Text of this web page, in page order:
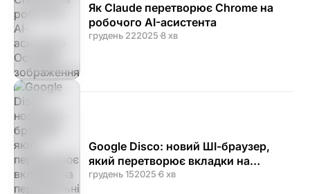
Як Claude перетворює Chrome на
робочого AI-асистента
грудень 222025·8 хв
Google Disco: новий ШІ-браузер,
який перетворює вкладки на
персональні додатки
грудень 152025·6 хв